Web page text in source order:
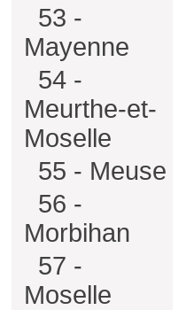
53 -
Mayenne
54 -
Meurthe-et-
Moselle
55 - Meuse
56 -
Morbihan
57 -
Moselle